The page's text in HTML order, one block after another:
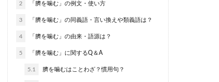
2 「臍を噛む」の例文・使い方
3 「臍を噛む」の同義語・言い換えや類義語は？
4 「臍を噛む」の由来・語源は？
5 「臍を噛む」に関するQ＆A
5.1 臍を噛むはことわざ？慣用句？